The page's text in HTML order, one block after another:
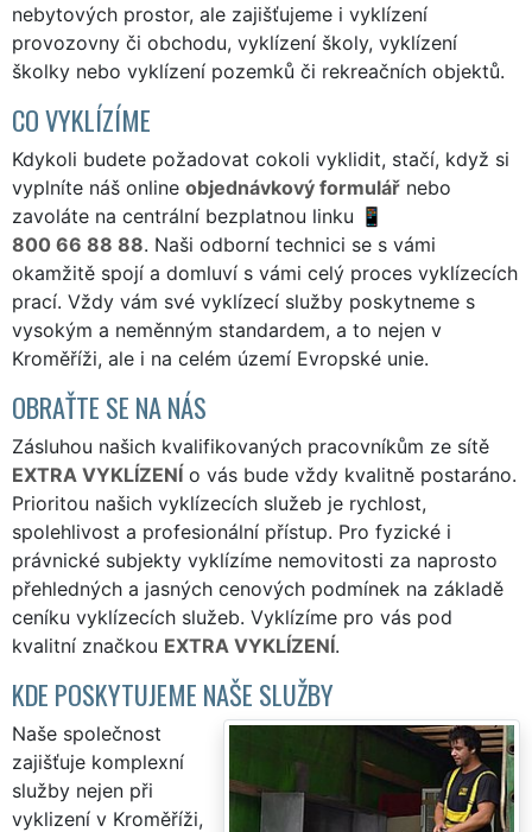
nebytových prostor, ale zajišťujeme i vyklízení
provozovny či obchodu, vyklízení školy, vyklízení
školky nebo vyklízení pozemků či rekreačních objektů.
CO VYKLÍZÍME
Kdykoli budete požadovat cokoli vyklidit, stačí, když si
vyplníte náš online objednávkový formulář nebo
zavoláte na centrální bezplatnou linku
800 66 88 88. Naši odborní technici se s vámi
okamžitě spojí a domluví s vámi celý proces vyklízecích
prací. Vždy vám své vyklízecí služby poskytneme s
vysokým a neměnným standardem, a to nejen v
Kroměříži, ale i na celém území Evropské unie.
OBRAŤTE SE NA NÁS
Zásluhou našich kvalifikovaných pracovníkům ze sítě
EXTRA VYKLÍZENÍ o vás bude vždy kvalitně postaráno.
Prioritou našich vyklízecích služeb je rychlost,
spolehlivost a profesionální přístup. Pro fyzické i
právnické subjekty vyklízíme nemovitosti za naprosto
přehledných a jasných cenových podmínek na základě
ceníku vyklízecích služeb. Vyklízíme pro vás pod
kvalitní značkou EXTRA VYKLÍZENÍ.
KDE POSKYTUJEME NAŠE SLUŽBY
Naše společnost
zajišťuje komplexní
služby nejen při
vyklizení v Kroměříži,